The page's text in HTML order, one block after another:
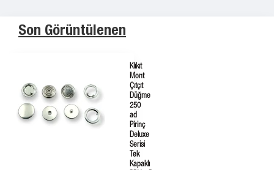
Son Görüntülenen
Klıkıt
Mont
Çıtçıt
Düğme
250
ad
Pirinç
Deluxe
Serisi
Tek
Kapaklı